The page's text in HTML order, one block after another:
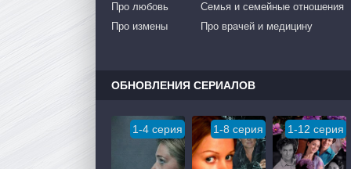
Про любовь
Про измены
Семья и семейные отношения
Про врачей и медицину
ОБНОВЛЕНИЯ СЕРИАЛОВ
1-4 серия 1-8 серия 1-12 серия